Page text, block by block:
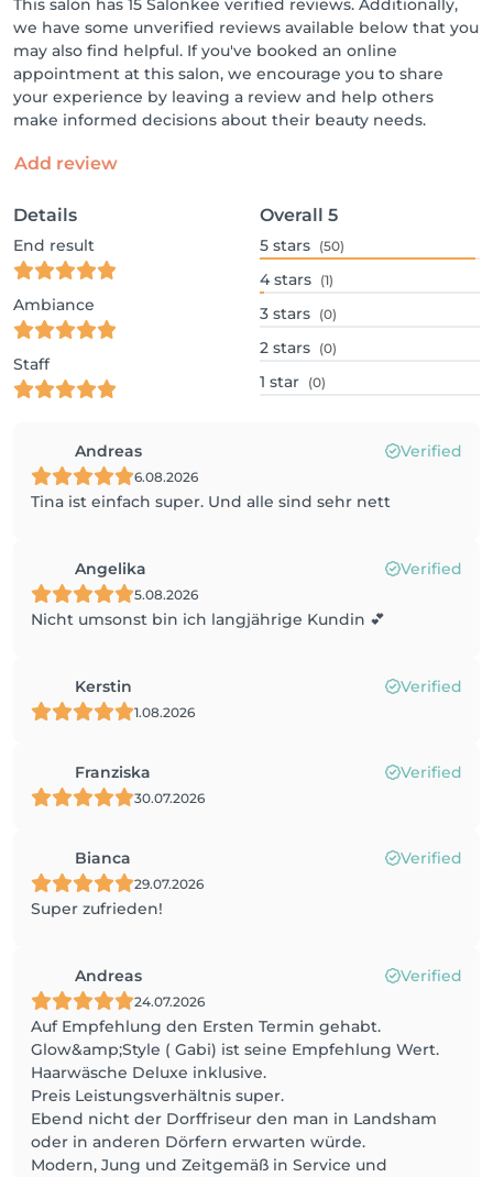
This salon has 15 Salonkee verified reviews. Additionally,
we have some unverified reviews available below that you
may also find helpful. If you've booked an online
appointment at this salon, we encourage you to share
your experience by leaving a review and help others
make informed decisions about their beauty needs.
Add review
Details
End result
Ambiance
Staff
Overall 5
5 stars (50)
4 stars (1)
3 stars (0)
2 stars (0)
1 star (0)
Andreas Verified
6.08.2026
Tina ist einfach super. Und alle sind sehr nett
Angelika Verified
5.08.2026
Nicht umsonst bin ich langjährige Kundin 💕
Kerstin Verified
1.08.2026
Franziska Verified
30.07.2026
Bianca Verified
29.07.2026
Super zufrieden!
Andreas Verified
24.07.2026
Auf Empfehlung den Ersten Termin gehabt.
Glow&amp;Style ( Gabi) ist seine Empfehlung Wert.
Haarwäsche Deluxe inklusive.
Preis Leistungsverhältnis super.
Ebend nicht der Dorffriseur den man in Landsham
oder in anderen Dörfern erwarten würde.
Modern, Jung und Zeitgemäß in Service und